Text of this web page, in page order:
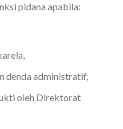
pidana apabila:
denda administratif,
oleh Direktorat